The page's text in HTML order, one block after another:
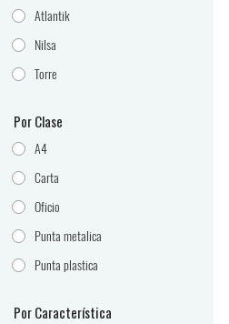
Atlantik
Nilsa
Torre
Por Clase
A4
Carta
Oficio
Punta metalica
Punta plastica
Por Característica